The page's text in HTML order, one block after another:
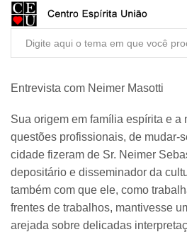
Entrevista com Neimer Masotti
Sua origem em família espírita e a
questões profissionais, de mudar-
cidade fizeram de Sr. Neimer
depositário e disseminador da
também com que ele, como
frentes de trabalhos, mantivesse
arejada sobre delicadas